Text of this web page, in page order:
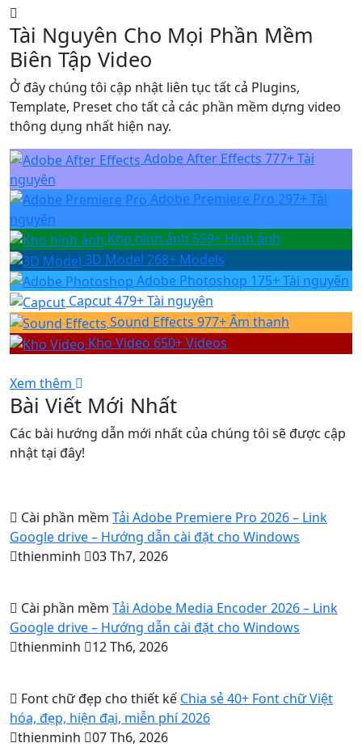
n
nghiệp
trên
CapCu
t
Tài Nguyên Cho Mọi Phần Mềm
Biên Tập Video
Ở đây chúng tôi cập nhật liên tục tất cả Plugins,
Template, Preset cho tất cả các phần mềm dựng video
thông dụng nhất hiện nay.
Adobe After Effects 777+ Tài
nguyên
Adobe Premiere Pro 297+ Tài
nguyên
Kho hình ảnh 559+ Hình ảnh
3D Model 268+ Models
Adobe Photoshop 175+ Tài nguyên
Capcut479+ Tài nguyên
Sound Effects 977+ Âm thanh
Kho Video 650+ Videos
Xem thêm
Bài Viết Mới Nhất
Các bài hướng dẫn mới nhất của chúng tôi sẽ được cập
nhật tại đây!
Cài phần mềm Tải Adobe Premiere Pro 2026 – Link
Google drive – Hướng dẫn cài đặt cho Windows
thienminh
03 Th7, 2026
Cài phần mềm Tải Adobe Media Encoder 2026 – Link
Google drive – Hướng dẫn cài đặt cho Windows
thienminh
12 Th6, 2026
Font chữ đẹp cho thiết kế Chia sẻ 40+ Font chữ Việt
hóa, đẹp, hiện đại, miễn phí 2026
thienminh
07 Th6, 2026